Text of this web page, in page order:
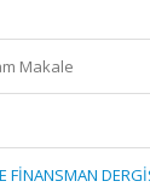
Makale
FİNANSMAN